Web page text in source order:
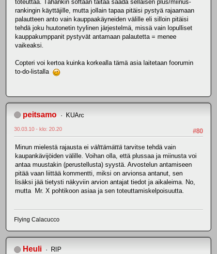
toteuttaa. Tähänkin softaan taitaa saada sellaisen plus/miinus-
rankingin käyttäjille, mutta jollain tapaa pitäisi pystyä rajaamaan
palautteen anto vain kauppaakäyneiden välille eli silloin pitäisi
tehdä joku huutonetin tyylinen järjestelmä, missä vain lopulliset
kauppakumppanit pystyvät antamaan palautetta = menee
vaikeaksi.
Copteri voi kertoa kuinka korkealla tämä asia laitetaan foorumin
to-do-listalla
peitsamo KUArc
#80
30.03.10 - klo: 20.20
Minun mielestä rajausta ei välttämättä tarvitse tehdä vain
kaupankävijöiden välille. Voihan olla, että plussaa ja miinusta voi
antaa muustakin (perustellusta) syystä. Arvostelun antamiseen
pitää vaan liittää kommentti, miksi on arvionsa antanut, sen
lisäksi jää tietysti näkyviin arvion antajat tiedot ja aikaleima. No,
mutta Mr. X pohtikoon asiaa ja sen toteuttamiskelpoisuutta.
Flying Calacucco
Heuli RIP